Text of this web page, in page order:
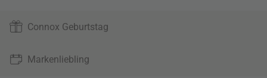
Connox Geburtstag
Markenliebling